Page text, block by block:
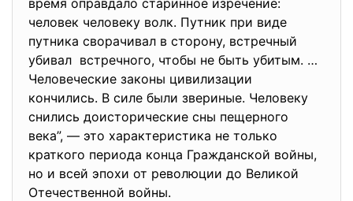
время оправдало старинное изречение:
человек человеку волк. Путник при виде
путника сворачивал в сторону, встречный
убивал встречного, чтобы не быть убитым. …
Человеческие законы цивилизации
кончились. В силе были звериные. Человеку
снились доисторические сны пещерного
века”, — это характеристика не только
краткого периода конца Гражданской войны,
но и всей эпохи от революции до Великой
Отечественной войны.